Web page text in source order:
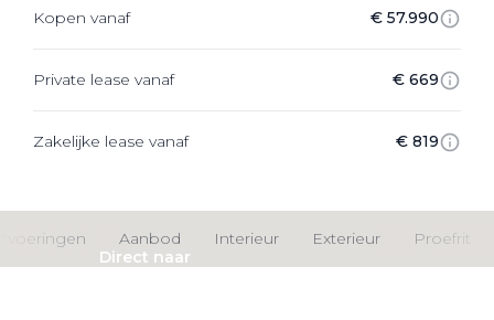
Direct naar
Kopen vanaf € 57.990
Private lease vanaf € 669
Zakelijke lease vanaf € 819
Aanbod Interieur Exterieur Proefrit